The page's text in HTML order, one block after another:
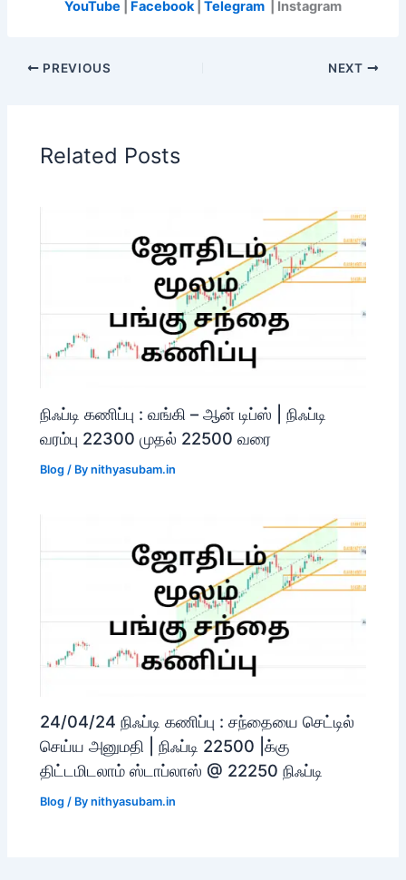
YouTube Facebook| Telegram | Instagram
PREVIOUS NEXT
Related Posts
நிஃப்டி கணிப்பு : வங்கி – ஆன் டிப்ஸ் | நிஃப்டி
வரம்பு 22300 முதல் 22500 வரை
Blog / Bynithyasubam.in
24/04/24 நிஃப்டி கணிப்பு : சந்தையை செட்டில்
செய்ய அனுமதி | நிஃப்டி 22500 |க்கு
திட்டமிடலாம் ஸ்டாப்லாஸ் @ 22250 நிஃப்டி
Blog / Bynithyasubam.in